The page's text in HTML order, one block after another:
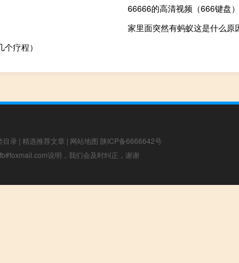
66666的高清视频（666键盘）
家里面突然有蚂蚁这是什么原
疗程）
目录 | 精选推荐文章 | 网站地图 陕ICP备6666642号
说明，我们会及时纠正，谢谢